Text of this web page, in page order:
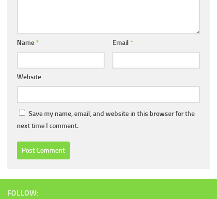
Name * Email *
Website
Save my name, email, and website in this browser for the
next time I comment.
FOLLOW: